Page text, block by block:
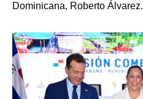
Dominicana, Roberto Álvarez.